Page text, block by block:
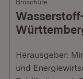
Broschüre
Herausgeber:
und